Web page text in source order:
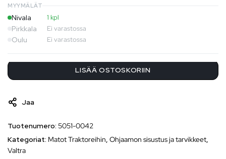
MYYMÄLÄT
Nivala 1 kpl
Pirkkala Ei varastossa
Oulu Ei varastossa
LISÄÄ OSTOSKORIIN
Jaa
Tuotenumero: 5051-0042
Kategoriat: Matot Traktoreihin, Ohjaamon sisustus ja tarvikkeet,
Valtra